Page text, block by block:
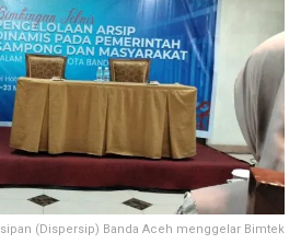
(Dispersip) Banda Aceh menggelar Bimtek